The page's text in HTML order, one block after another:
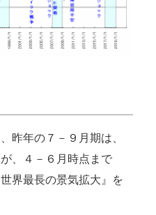
昨年の７－９月期は、
、４－６月時点まで
界最長の景気拡大』を